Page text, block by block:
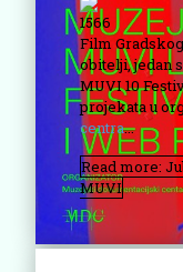
1566
Film
obitelji, jedan
MUVI 10
projekata u
centra...
Read more:
MUVI